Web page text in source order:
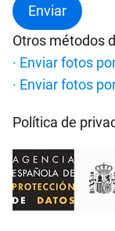
Otros métodos
· Enviar fotos
· Enviar fotos
Política de